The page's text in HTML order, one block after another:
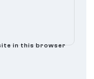
in this browser